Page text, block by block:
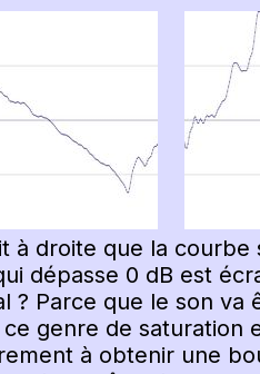
à droite que la
dépasse 0 dB est
? Parce que le son va
genre de saturation
à obtenir une